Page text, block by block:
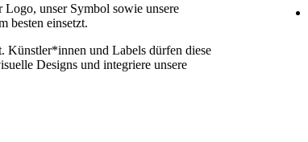
Logo, unser Symbol sowie unsere
besten einsetzt.
Künstler*innen und Labels dürfen diese
Designs und integriere unsere